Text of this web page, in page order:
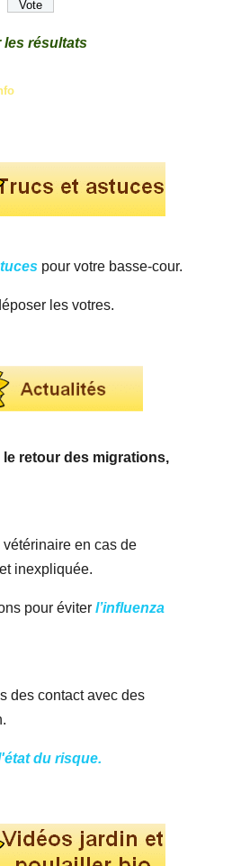
les résultats
pour votre basse-cour.
les votres.
retour des migrations,
en cas de
inexpliquée.
pour éviter l’influenza
des contact avec des
du risque.